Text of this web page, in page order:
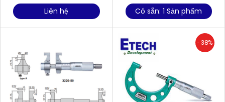
Liên hệ Có sẵn: 1 Sản phẩm
- 38%